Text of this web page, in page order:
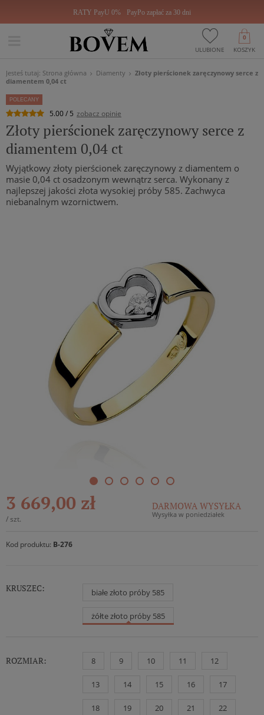
RATY PayU 0% PayPo zapłać za 30 dni
ULUBIONE KOSZYK
0
Jesteś tutaj: Strona główna Diamenty
Złoty pierścionek zaręczynowy serce z
diamentem 0,04 ct
POLECANY
5.00 / 5 zobacz opinie
Złoty pierścionek zaręczynowy serce z
diamentem 0,04 ct
Wyjątkowy złoty pierścionek zaręczynowy z diamentem o
masie 0,04 ct osadzonym wewnątrz serca. Wykonany z
najlepszej jakości złota wysokiej próby 585. Zachwyca
niebanalnym wzornictwem.
3 669,00 zł
/ szt.
DARMOWA WYSYŁKA
Wysyłka w poniedziałek
Kod produktu: B-276
KRUSZEC: białe złoto próby 585
żółte złoto próby 585
ROZMIAR: 8 9 10 11 12
13 14 15 16 17
18 19 20 21 22